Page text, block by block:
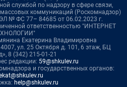
службой по надзору в сфере связи,
коммуникаций (Роскомнадзор)
№ ФС 77– 84685 от 06.02.2023 г.
ответственностью "ИНТЕРНЕТ
Екатерина Владимировна
ул. 25 Октября д. 101, 6 этаж, БЦ
8 (342) 215-01-21
редакции: 59@shkulev.ru
и государственных органов:
help@shkulev.ru